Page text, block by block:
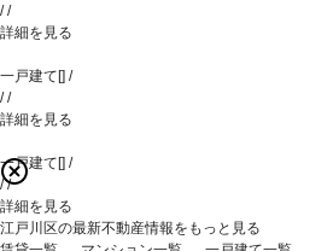
//
詳細を見る
一戸建て[] /
//
詳細を見る
一戸建て[] /
//
詳細を見る
江戸川区の最新不動産情報をもっと見る